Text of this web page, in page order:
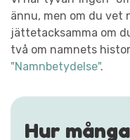
ännu, men om du vet
jättetacksamma om
två om namnets
"Namnbetydelse".
Hur